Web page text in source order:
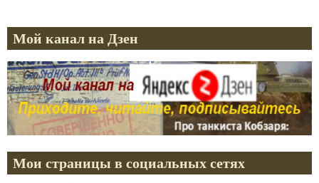
Мой канал на Дзен
Мои страницы в социальных сетях